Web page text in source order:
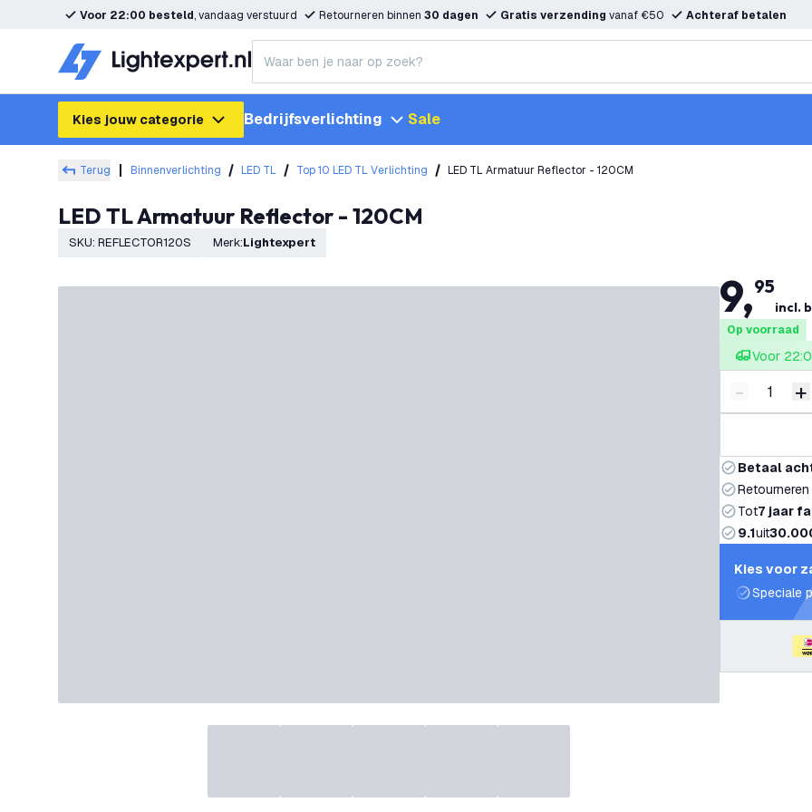
Voor 22:00 besteld, vandaag verstuurd Retourneren binnen 30 dagen Gratis verzending vanaf €50 Achteraf betalen
Kies jouw categorie Bedrijfsverlichting Sale
Terug Binnenverlichting LED TL Top 10 LED TL Verlichting LED TL Armatuur Reflector - 120CM
LED TL Armatuur Reflector - 120CM
SKU: REFLECTOR120S Merk: Lightexpert
9,95
incl.
Op voorraad
Voor
Verminder
- +
Betaal
Tot7 jaar
9.1uit
Kies voor
Speciale